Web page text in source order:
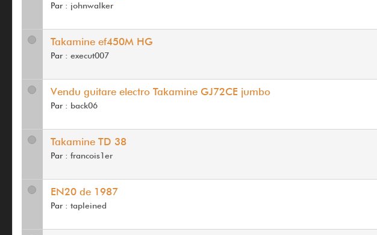
Par : johnwalker
Takamine ef450M HG
Par :execut007
Vendu guitare electro Takamine GJ72CE jumbo
Par : back06
Takamine TD 38
Par :francois1er
EN20 de 1987
Par :tapleined